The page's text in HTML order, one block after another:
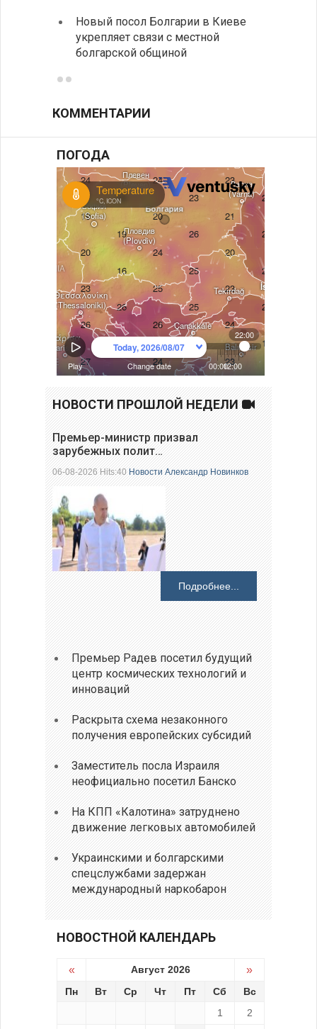
Новый посол Болгарии в Киеве
укрепляет связи с местной
болгарской общиной
КОММЕНТАРИИ
ПОГОДА
НОВОСТИ ПРОШЛОЙ НЕДЕЛИ
Премьер-министр призвал
зарубежных полит…
06-08-2026 Hits:40Новости Александр Новинков
Подробнее...
Премьер Радев посетил будущий
центр космических технологий и
инноваций
Раскрыта схема незаконного
получения европейских субсидий
Заместитель посла Израиля
неофициально посетил Банско
На КПП «Калотина» затруднено
движение легковых автомобилей
Украинскими и болгарскими
спецслужбами задержан
международный наркобарон
НОВОСТНОЙ КАЛЕНДАРЬ
« Август 2026 »
Пн Вт Ср Чт Пт Сб
Вс
1
2